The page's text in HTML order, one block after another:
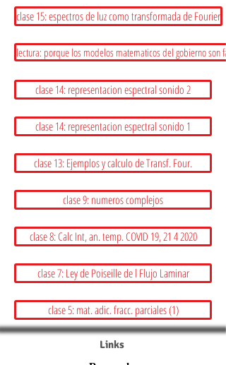
clase 15: espectros de luz como transformada de Fourier
lectura: porque los modelos matematicos del gobierno son
clase 14: representacion espectral sonido 2
clase 14: representacion espectral sonido 1
clase 13: Ejemplos y calculo de Transf. Four.
clase 9: numeros complejos
clase 8: Calc Int, an. temp. COVID 19, 21 4 2020
clase 7: Ley de Poiseille de l Flujo Laminar
clase 5: mat. adic. fracc. parciales (1)
Links